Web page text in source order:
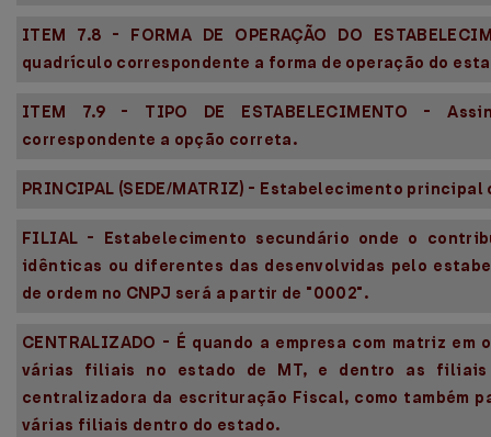
ITEM 7.8 - FORMA DE OPERAÇÃO DO
quadrículo correspondente a forma de operação do
ITEM 7.9 - TIPO DE ESTABELECIMENTO -
correspondente a opção correta.
PRINCIPAL (SEDE/MATRIZ) - Estabelecimento
FILIAL - Estabelecimento secundário onde o
idênticas ou diferentes das desenvolvidas pelo
de ordem no CNPJ será a partir de "0002".
CENTRALIZADO - É quando a empresa com matriz
várias filiais no estado de MT, e dentro as filiais
centralizadora da escrituração Fiscal, como também
várias filiais dentro do estado.